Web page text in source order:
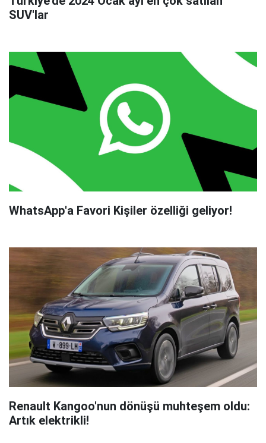
SUV'lar
WhatsApp'a Favori Kişiler özelliği geliyor!
Renault Kangoo'nun dönüşü muhteşem oldu:
Artık elektrikli!